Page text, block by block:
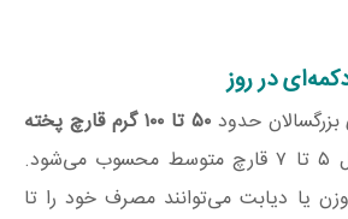
در روز
حدود
۵۰ تا ۱۰۰ گرم قارچ پخته
است که معادل ۵ تا ۷ قارچ متوسط محسوب می‌شود.
یا دیابت می‌توانند مصرف خود را تا